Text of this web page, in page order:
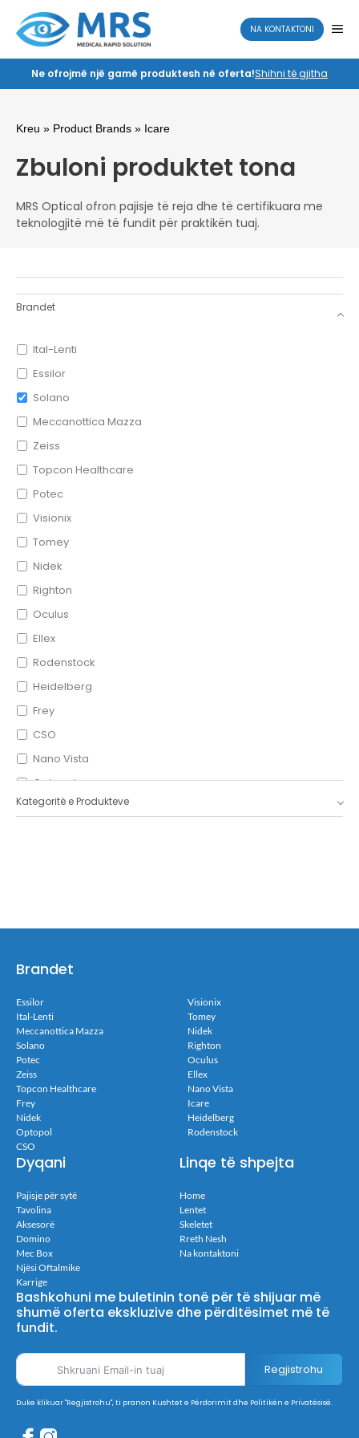
content
NA KONTAKTONI
Ne ofrojmë një gamë produktesh në oferta!Shihni të gjitha
Kreu » Product Brands » Icare
Zbuloni produktet tona
MRS Optical ofron pajisje të reja dhe të certifikuara me
teknologjitë më të fundit për praktikën tuaj.
Brandet
Ital-Lenti
Essilor
Solano
Meccanottica Mazza
Zeiss
Topcon Healthcare
Potec
Visionix
Tomey
Nidek
Righton
Oculus
Ellex
Rodenstock
Heidelberg
Frey
CSO
Nano Vista
Optopol
Icare
Kategoritë e Produkteve
Brandet
Essilor
Ital-Lenti
Meccanottica Mazza
Solano
Potec
Zeiss
Topcon Healthcare
Frey
Nidek
Optopol
CSO
Visionix
Tomey
Nidek
Righton
Oculus
Ellex
Nano Vista
Icare
Heidelberg
Rodenstock
Dyqani
Pajisje për sytë
Tavolina
Aksesorë
Domino
Mec Box
Njësi Oftalmike
Karrige
Linqe të shpejta
Home
Lentet
Skeletet
Rreth Nesh
Na kontaktoni
Bashkohuni me buletinin tonë për të shijuar më
shumë oferta ekskluzive dhe përditësimet më të
fundit.
Regjistrohu
Duke klikuar "Regjistrohu", ti pranon Kushtet e Përdorimit dhe Politikën e Privatësisë.